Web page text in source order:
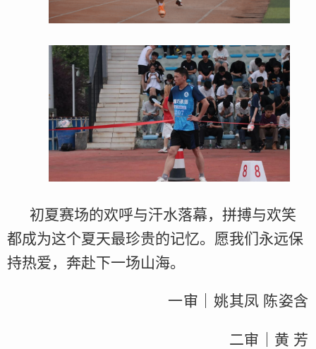
初夏赛场的欢呼与汗水落幕，拼搏与欢笑
都成为这个夏天最珍贵的记忆。愿我们永远保
持热爱，奔赴下一场山海。
一审｜姚其凤 陈姿含
二审｜黄 芳